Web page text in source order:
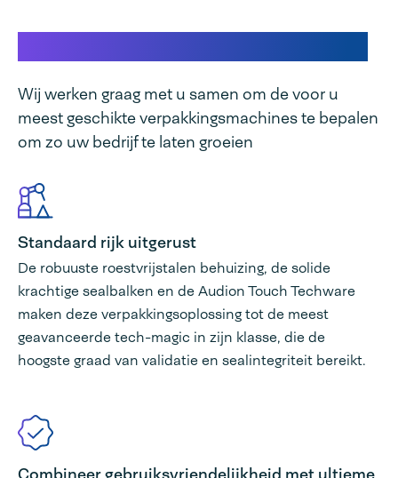
Wij werken graag met u samen om de voor u
meest geschikte verpakkingsmachines te bepalen
om zo uw bedrijf te laten groeien
Standaard rijk uitgerust
De robuuste roestvrijstalen behuizing, de solide
krachtige sealbalken en de Audion Touch Techware
maken deze verpakkingsoplossing tot de meest
geavanceerde tech-magic in zijn klasse, die de
hoogste graad van validatie en sealintegriteit bereikt.